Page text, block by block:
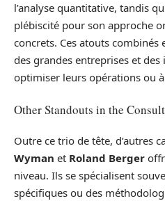
l’analyse quantitative, tandis
plébiscité pour son approche
concrets. Ces atouts
des grandes entreprises et
optimiser leurs opérations ou
Other Standouts in the
Outre ce trio de tête, d’autres
Wyman et Roland Berger
niveau. Ils se spécialisent
spécifiques ou des